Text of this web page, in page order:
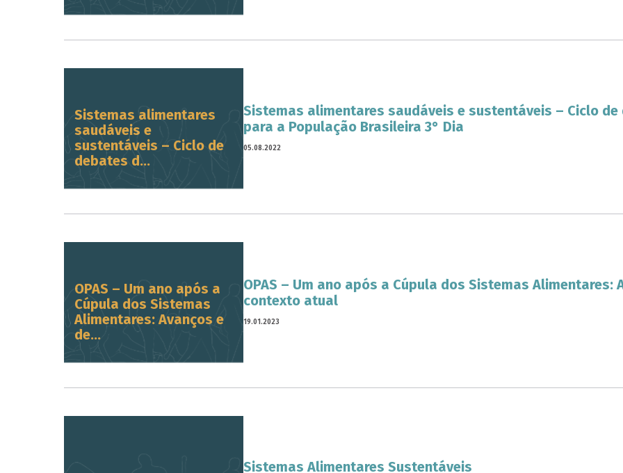
Sistemas alimentares
saudáveis e
sustentáveis – Ciclo de
debates d...
Sistemas alimentares saudáveis e sustentáveis – Ciclo
para a População Brasileira 3° Dia
05.08.2022
OPAS – Um ano após a
Cúpula dos Sistemas
Alimentares: Avanços e
de...
OPAS – Um ano após a Cúpula dos Sistemas Alimentares:
contexto atual
19.01.2023
Sistemas Alimentares Sustentáveis